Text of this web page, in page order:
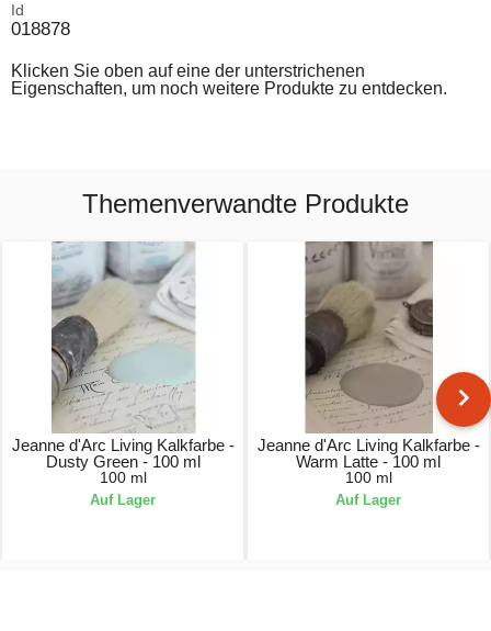
Id
018878
Klicken Sie oben auf eine der unterstrichenen
Eigenschaften, um noch weitere Produkte zu entdecken.
Themenverwandte Produkte
Jeanne d'Arc Living Kalkfarbe -
Dusty Green - 100 ml
100 ml
Auf Lager
Jeanne d'Arc Living Kalkfarbe -
Warm Latte - 100 ml
100 ml
Auf Lager